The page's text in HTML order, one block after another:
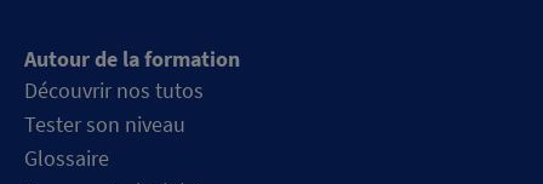
Autour de la formation
Découvrir nos tutos
Tester son niveau
Glossaire